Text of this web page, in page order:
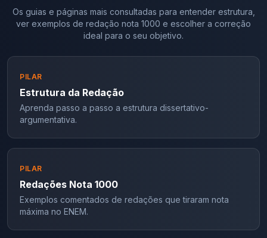
Os guias e páginas mais consultadas para entender estrutura,
ver exemplos de redação nota 1000 e escolher a correção
ideal para o seu objetivo.
PILAR
Estrutura da Redação
Aprenda passo a passo a estrutura dissertativo-
argumentativa.
PILAR
Redações Nota 1000
Exemplos comentados de redações que tiraram nota
máxima no ENEM.